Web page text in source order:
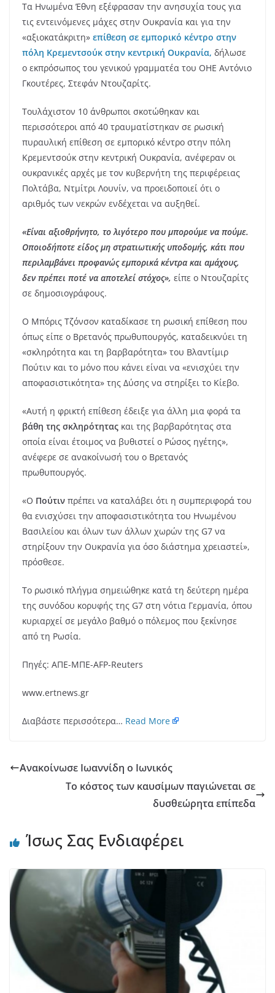
Τα Ηνωμένα Έθνη εξέφρασαν την ανησυχία τους για
τις εντεινόμενες μάχες στην Ουκρανία και για την
«αξιοκατάκριτη» επίθεση σε εμπορικό κέντρο στην
πόλη Κρεμεντσούκ στην κεντρική Ουκρανία, δήλωσε
ο εκπρόσωπος του γενικού γραμματέα του ΟΗΕ Αντόνιο
Γκουτέρες, Στεφάν Ντουζαρίτς.
Τουλάχιστον 10 άνθρωποι σκοτώθηκαν και
περισσότεροι από 40 τραυματίστηκαν σε ρωσική
πυραυλική επίθεση σε εμπορικό κέντρο στην πόλη
Κρεμεντσούκ στην κεντρική Ουκρανία, ανέφεραν οι
ουκρανικές αρχές με τον κυβερνήτη της περιφέρειας
Πολτάβα, Ντμίτρι Λουνίν, να προειδοποιεί ότι ο
αριθμός των νεκρών ενδέχεται να αυξηθεί.
«Είναι αξιοθρήνητο, το λιγότερο που μπορούμε να πούμε.
Οποιοδήποτε είδος μη στρατιωτικής υποδομής, κάτι που
περιλαμβάνει προφανώς εμπορικά κέντρα και αμάχους,
δεν πρέπει ποτέ να αποτελεί στόχος», είπε ο Ντουζαρίτς
σε δημοσιογράφους.
Ο Μπόρις Τζόνσον καταδίκασε τη ρωσική επίθεση που
όπως είπε ο Βρετανός πρωθυπουργός, καταδεικνύει τη
«σκληρότητα και τη βαρβαρότητα» του Βλαντίμιρ
Πούτιν και το μόνο που κάνει είναι να «ενισχύει την
αποφασιστικότητα» της Δύσης να στηρίξει το Κίεβο.
«Αυτή η φρικτή επίθεση έδειξε για άλλη μια φορά τα
βάθη της σκληρότητας και της βαρβαρότητας στα
οποία είναι έτοιμος να βυθιστεί ο Ρώσος ηγέτης»,
ανέφερε σε ανακοίνωσή του ο Βρετανός
πρωθυπουργός.
«Ο Πούτιν πρέπει να καταλάβει ότι η συμπεριφορά του
θα ενισχύσει την αποφασιστικότητα του Ηνωμένου
Βασιλείου και όλων των άλλων χωρών της G7 να
στηρίξουν την Ουκρανία για όσο διάστημα χρειαστεί»,
πρόσθεσε.
Το ρωσικό πλήγμα σημειώθηκε κατά τη δεύτερη ημέρα
της συνόδου κορυφής της G7 στη νότια Γερμανία, όπου
κυριαρχεί σε μεγάλο βαθμό ο πόλεμος που ξεκίνησε
από τη Ρωσία.
Πηγές: ΑΠΕ-ΜΠΕ-AFP-Reuters
www.ertnews.gr
Διαβάστε περισσότερα… Read More
Ανακοίνωσε Ιωαννίδη ο Ιωνικός
Το κόστος των καυσίμων παγιώνεται σε
δυσθεώρητα επίπεδα
Ίσως Σας Ενδιαφέρει